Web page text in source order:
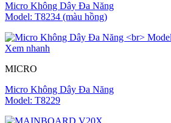
Micro Không Dây Đa Năng
Model: T8234 (màu hồng)
Xem nhanh
MICRO
Micro Không Dây Đa Năng
Model: T8229